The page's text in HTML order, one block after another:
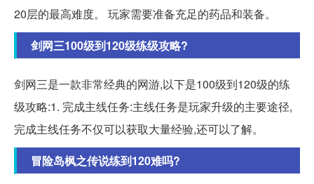
20层的最高难度。 玩家需要准备充足的药品和装备。
剑网三100级到120级练级攻略?
剑网三是一款非常经典的网游,以下是100级到120级的练
级攻略:1. 完成主线任务:主线任务是玩家升级的主要途径,
完成主线任务不仅可以获取大量经验,还可以了解。
冒险岛枫之传说练到120难吗?